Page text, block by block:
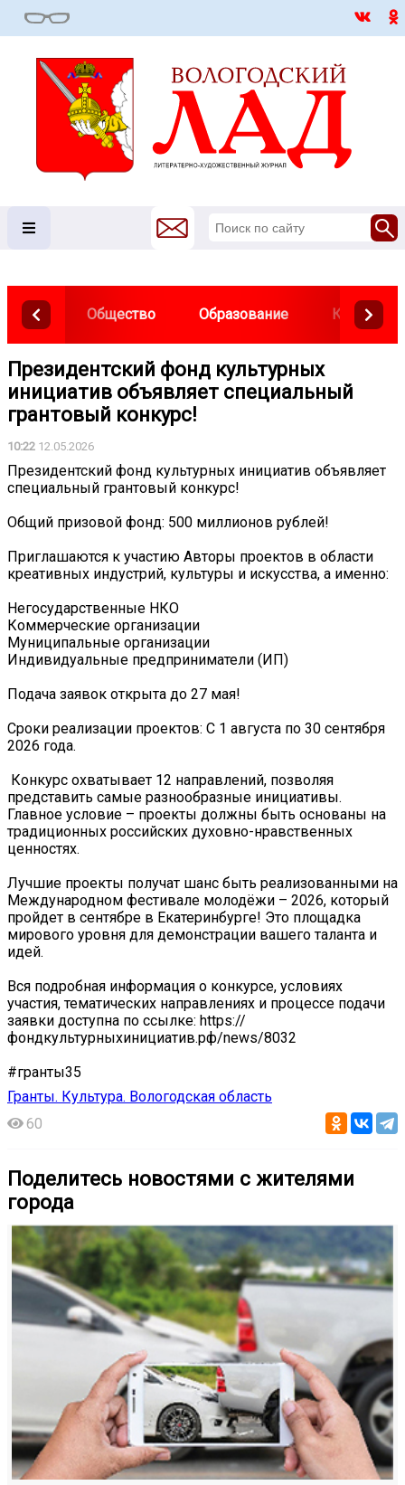
Общество Образование Культура
Президентский фонд культурных
инициатив объявляет специальный
грантовый конкурс!
10:22 12.05.2026
Президентский фонд культурных инициатив объявляет
специальный грантовый конкурс!
Общий призовой фонд: 500 миллионов рублей!
Приглашаются к участию Авторы проектов в области
креативных индустрий, культуры и искусства, а именно:
Негосударственные НКО
Коммерческие организации
Муниципальные организации
Индивидуальные предприниматели (ИП)
Подача заявок открыта до 27 мая!
Сроки реализации проектов: С 1 августа по 30 сентября
2026 года.
‍‍‍ Конкурс охватывает 12 направлений, позволяя
представить самые разнообразные инициативы.
Главное условие – проекты должны быть основаны на
традиционных российских духовно-нравственных
ценностях.
Лучшие проекты получат шанс быть реализованными на
Международном фестивале молодёжи – 2026, который
пройдет в сентябре в Екатеринбурге! Это площадка
мирового уровня для демонстрации вашего таланта и
идей.
Вся подробная информация о конкурсе, условиях
участия, тематических направлениях и процессе подачи
заявки доступна по ссылке: https://
фондкультурныхинициатив.рф/news/8032
#гранты35
Гранты. Культура. Вологодская область
60
Поделитесь новостями с жителями
города